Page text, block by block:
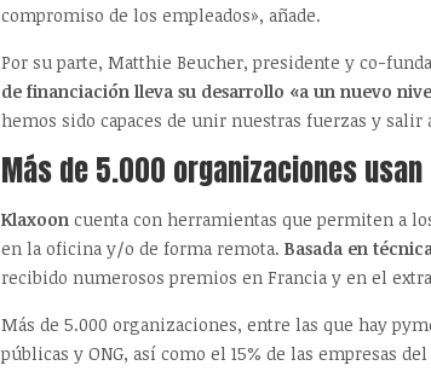
compromiso de los empleados», añade.
Por su parte, Matthie Beucher, presidente y co-
de financiación lleva su desarrollo «a un nuevo
hemos sido capaces de unir nuestras fuerzas y salir
Más de 5.000 organizaciones
Klaxoon cuenta con herramientas que permiten a
en la oficina y/o de forma remota. Basada en
recibido numerosos premios en Francia y en el
Más de 5.000 organizaciones, entre las que hay
públicas y ONG, así como el 15% de las empresas